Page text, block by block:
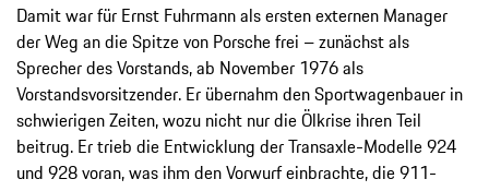
Damit war für Ernst Fuhrmann als ersten externen Manager
der Weg an die Spitze von Porsche frei – zunächst als
Sprecher des Vorstands, ab November 1976 als
Vorstandsvorsitzender. Er übernahm den Sportwagenbauer in
schwierigen Zeiten, wozu nicht nur die Ölkrise ihren Teil
beitrug. Er trieb die Entwicklung der Transaxle-Modelle 924
und 928 voran, was ihm den Vorwurf einbrachte, die 911-